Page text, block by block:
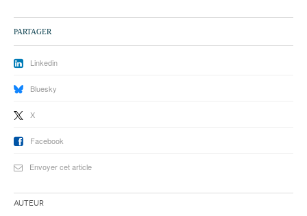
PARTAGER
Linkedin
Bluesky
X
Facebook
Envoyer cet article
Auteur